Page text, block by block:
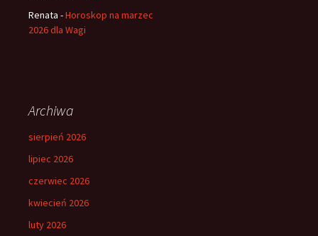
Renata -Horoskop na marzec
2026 dla Wagi
Archiwa
sierpień 2026
lipiec 2026
czerwiec 2026
kwiecień 2026
luty 2026